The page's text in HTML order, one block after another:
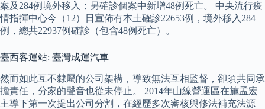
案及284例境外移入；另確診個案中新增48例死亡。 中央流行疫
情指揮中心今（12）日宣佈有本土確診22653例，境外移入284
例，總共22937例確診（包含48例死亡）。
臺西客運站: 臺灣成運汽車
然而如此互不隸屬的公司架構，導致無法互相監督，卻須共同承
擔責任，分家的聲音也從未停止。 2014年山線營運區在施孟宏
主導下第一次提出公司分割，在經歷多次審核與修法補充法源